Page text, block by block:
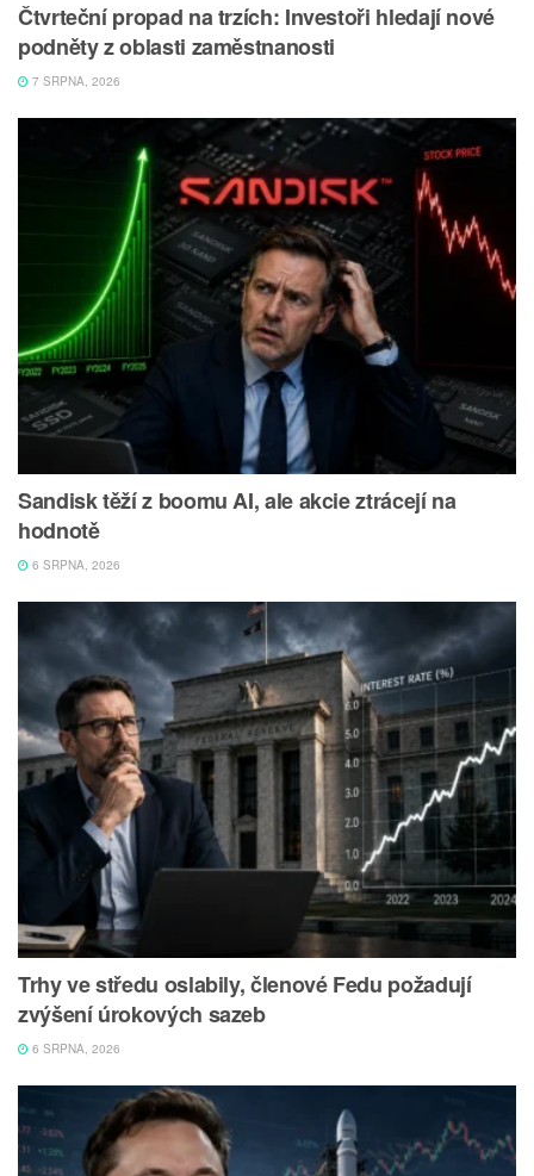
Čtvrteční propad na trzích: Investoři hledají nové
podněty z oblasti zaměstnanosti
7 SRPNA, 2026
Sandisk těží z boomu AI, ale akcie ztrácejí na
hodnotě
6 SRPNA, 2026
Trhy ve středu oslabily, členové Fedu požadují
zvýšení úrokových sazeb
6 SRPNA, 2026